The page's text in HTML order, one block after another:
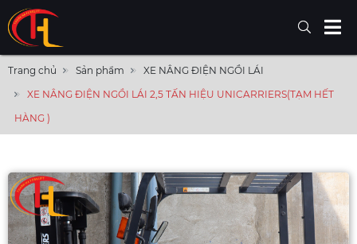
Trang chủ Sản phẩm
XE NÂNG ĐIỆN NGỒI LÁI
XE NÂNG ĐIỆN NGỒI LÁI 2,5 TẤN HIỆU UNICARRIERS(TẠM HẾT
HÀNG )